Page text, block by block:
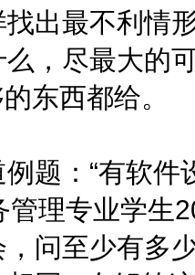
出最不利情
，尽最大的
东西都给。
：“有软件
管理专业学生
问至少有多